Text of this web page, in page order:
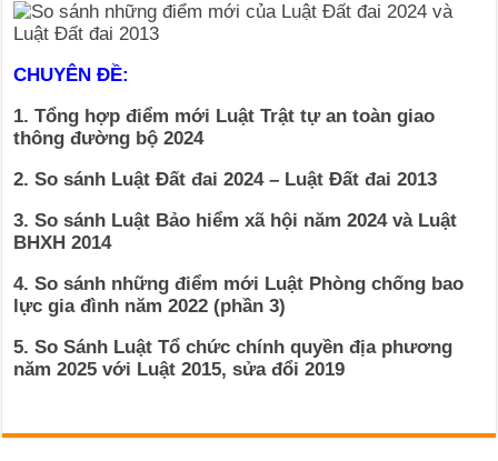
CHUYÊN ĐỀ:
1. Tổng hợp điểm mới Luật Trật tự an toàn giao
thông đường bộ 2024
2. So sánh Luật Đất đai 2024 – Luật Đất đai 2013
3. So sánh Luật Bảo hiểm xã hội năm 2024 và Luật
BHXH 2014
4. So sánh những điểm mới Luật Phòng chống bao
lực gia đình năm 2022 (phần 3)
5. So Sánh Luật Tổ chức chính quyền địa phương
năm 2025 với Luật 2015, sửa đổi 2019